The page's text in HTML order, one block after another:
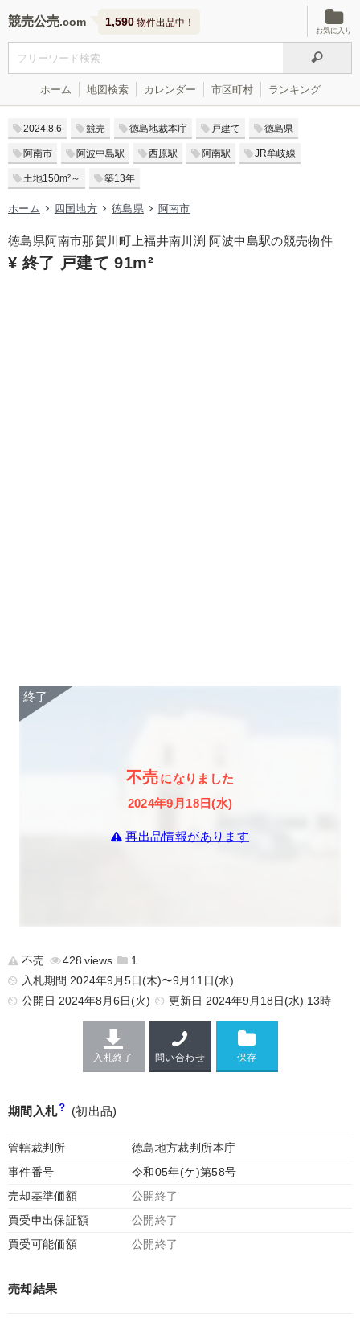
競売公売 1,590 物件出品中！
お気に入り
ホーム 地図検索 カレンダー 市区町村 ランキング
2024.8.6 競売 徳島地裁本庁 戸建て 徳島県
阿南市 阿波中島駅 西原駅 阿南駅 JR牟岐線
土地150m²～ 築13年
ホーム 四国地方 徳島県 阿南市
徳島県阿南市那賀川町上福井南川渕 阿波中島駅の競売物件
¥ 終了 戸建て 91m²
不売になりました
2024年9月18日(水)
再出品情報があります
不売 428
1
入札期間 2024年9月5日(木)〜9月11日(水)
公開日 2024年8月6日(火) 更新日 2024年9月18日(水) 13時
入札終了 問い合わせ
期間入札 (初出品)
管轄裁判所
徳島地方裁判所本庁
事件番号
令和05年(ケ)第58号
売却基準価額
公開終了
買受申出保証額
公開終了
買受可能価額
公開終了
売却結果